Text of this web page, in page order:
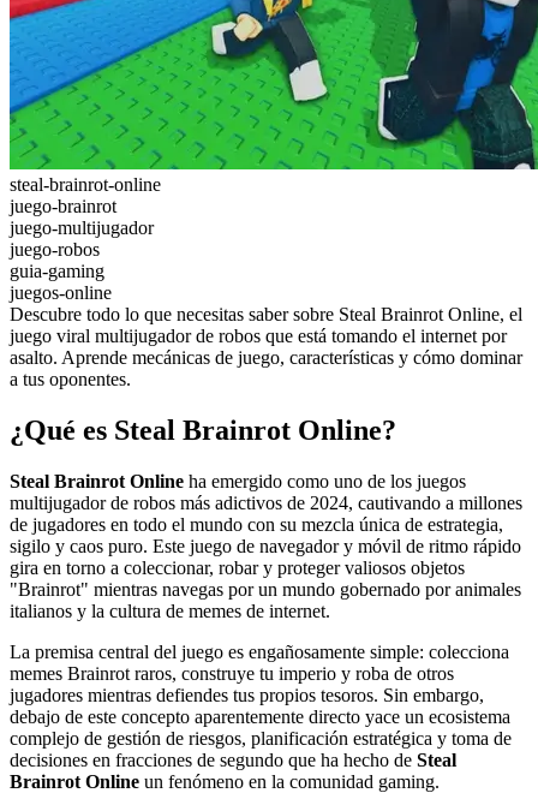
steal-brainrot-online
juego-brainrot
juego-multijugador
juego-robos
guia-gaming
juegos-online
Descubre todo lo que necesitas saber sobre Steal Brainrot Online, el
juego viral multijugador de robos que está tomando el internet por
asalto. Aprende mecánicas de juego, características y cómo dominar
a tus oponentes.
¿Qué es Steal Brainrot Online?
Steal Brainrot Online ha emergido como uno de los juegos
multijugador de robos más adictivos de 2024, cautivando a millones
de jugadores en todo el mundo con su mezcla única de estrategia,
sigilo y caos puro. Este juego de navegador y móvil de ritmo rápido
gira en torno a coleccionar, robar y proteger valiosos objetos
"Brainrot" mientras navegas por un mundo gobernado por animales
italianos y la cultura de memes de internet.
La premisa central del juego es engañosamente simple: colecciona
memes Brainrot raros, construye tu imperio y roba de otros
jugadores mientras defiendes tus propios tesoros. Sin embargo,
debajo de este concepto aparentemente directo yace un ecosistema
complejo de gestión de riesgos, planificación estratégica y toma de
decisiones en fracciones de segundo que ha hecho de Steal
Brainrot Online un fenómeno en la comunidad gaming.